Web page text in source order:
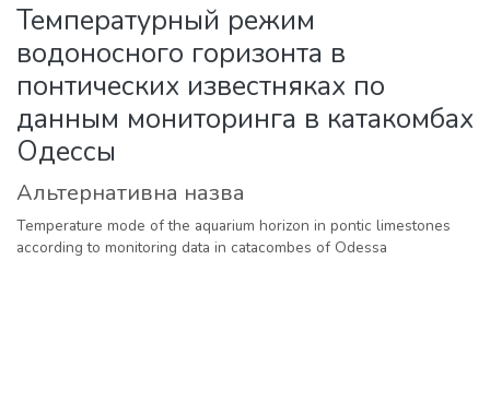
Статистика
Температурный режим
водоносного горизонта в
понтических известняках по
данным мониторинга в катакомбах
Одессы
Альтернативна назва
Temperature mode of the aquarium horizon in pontic limestones
according to monitoring data in catacombes of Odessa